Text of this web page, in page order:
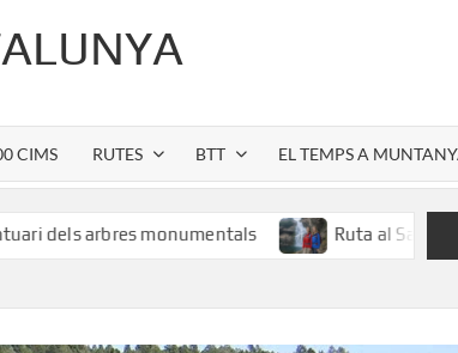
CIMS RUTES BTT EL TEMPS A
monumentals Ruta al Salt de Sallent: